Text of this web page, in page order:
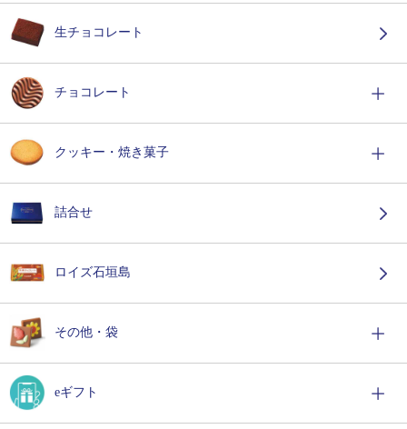
生チョコレート
チョコレート
クッキー・焼き菓子
詰合せ
ロイズ石垣島
その他・袋
eギフト